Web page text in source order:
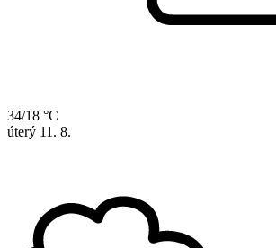
34/18 °C
úterý 11. 8.